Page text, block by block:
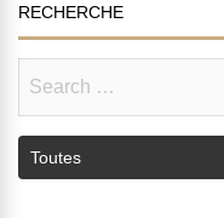
RECHERCHE